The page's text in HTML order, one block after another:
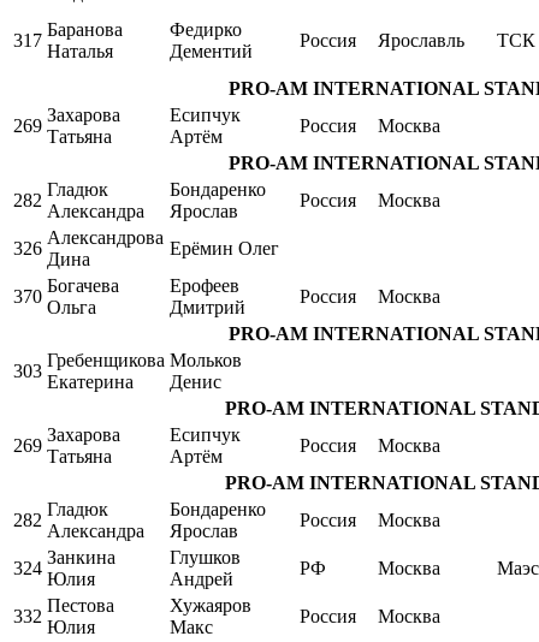
317
Баранова
Наталья
Федирко
Дементий
Россия Ярославль ТСК
PRO-AM INTERNATIONAL
269
Захарова
Татьяна
Есипчук
Артём
Россия
Москва
PRO-AM INTERNATIONAL
282
Гладюк
Александра
Бондаренко
Ярослав
Россия Москва
326
Александрова
Дина
Ерёмин Олег
370
Богачева
Ольга
Ерофеев
Дмитрий
Россия
Москва
PRO-AM INTERNATIONAL
303
Гребенщикова
Екатерина
Мольков
Денис
PRO-AM INTERNATIONAL
269
Захарова
Татьяна
Есипчук
Артём
Россия
Москва
PRO-AM INTERNATIONAL
282
Гладюк
Александра
Бондаренко
Ярослав
Россия Москва
324
Занкина
Юлия
Глушков
Андрей
РФ Москва
332
Пестова
Юлия
Хужаяров
Макс
Россия Москва